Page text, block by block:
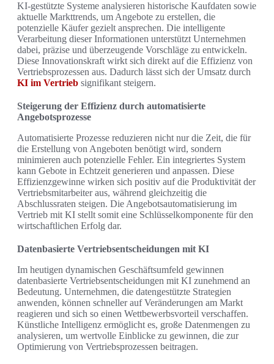
KI-gestützte Systeme analysieren historische Kaufdaten sowie
aktuelle Markttrends, um Angebote zu erstellen, die
potenzielle Käufer gezielt ansprechen. Die intelligente
Verarbeitung dieser Informationen unterstützt Unternehmen
dabei, präzise und überzeugende Vorschläge zu entwickeln.
Diese Innovationskraft wirkt sich direkt auf die Effizienz von
Vertriebsprozessen aus. Dadurch lässt sich der Umsatz durch
KI im Vertrieb signifikant steigern.
Steigerung der Effizienz durch automatisierte
Angebotsprozesse
Automatisierte Prozesse reduzieren nicht nur die Zeit, die für
die Erstellung von Angeboten benötigt wird, sondern
minimieren auch potenzielle Fehler. Ein integriertes System
kann Gebote in Echtzeit generieren und anpassen. Diese
Effizienzgewinne wirken sich positiv auf die Produktivität der
Vertriebsmitarbeiter aus, während gleichzeitig die
Abschlussraten steigen. Die Angebotsautomatisierung im
Vertrieb mit KI stellt somit eine Schlüsselkomponente für den
wirtschaftlichen Erfolg dar.
Datenbasierte Vertriebsentscheidungen mit KI
Im heutigen dynamischen Geschäftsumfeld gewinnen
datenbasierte Vertriebsentscheidungen mit KI zunehmend an
Bedeutung. Unternehmen, die datengestützte Strategien
anwenden, können schneller auf Veränderungen am Markt
reagieren und sich so einen Wettbewerbsvorteil verschaffen.
Künstliche Intelligenz ermöglicht es, große Datenmengen zu
analysieren, um wertvolle Einblicke zu gewinnen, die zur
Optimierung von Vertriebsprozessen beitragen.